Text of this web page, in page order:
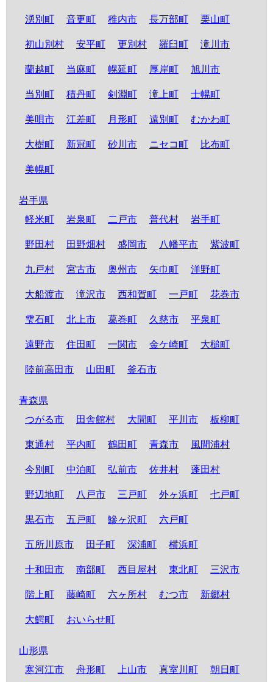
湧別町 音更町 稚内市 長万部町 栗山町
初山別村 安平町 更別村 羅臼町 滝川市
蘭越町 当麻町 幌延町 厚岸町 旭川市
当別町 積丹町 剣淵町 滝上町 士幌町
美唄市 江差町 月形町 遠別町 むかわ町
大樹町 新冠町 砂川市 ニセコ町 比布町
美幌町
岩手県
軽米町
岩泉町 二戸市 普代村 岩手町
野田村 田野畑村 盛岡市 八幡平市 紫波町
九戸村 宮古市 奥州市 矢巾町 洋野町
大船渡市 滝沢市 西和賀町 一戸町 花巻市
雫石町 北上市 葛巻町 久慈市 平泉町
遠野市 住田町 一関市 金ケ崎町 大槌町
陸前高田市 山田町 釜石市
青森県
つがる市
田舎館村 大間町 平川市 板柳町
東通村 平内町 鶴田町 青森市 風間浦村
今別町 中泊町 弘前市 佐井村 蓬田村
野辺地町 八戸市 三戸町 外ヶ浜町 七戸町
黒石市 五戸町 鰺ヶ沢町 六戸町
五所川原市 田子町 深浦町 横浜町
十和田市 南部町 西目屋村 東北町 三沢市
階上町 藤崎町 六ヶ所村 むつ市 新郷村
大鰐町 おいらせ町
山形県
寒河江市
舟形町 上山市 真室川町 朝日町